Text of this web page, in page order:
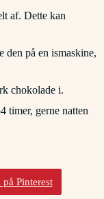
af. Dette kan
den på en ismaskine,
chokolade i.
timer, gerne natten
Pinterest